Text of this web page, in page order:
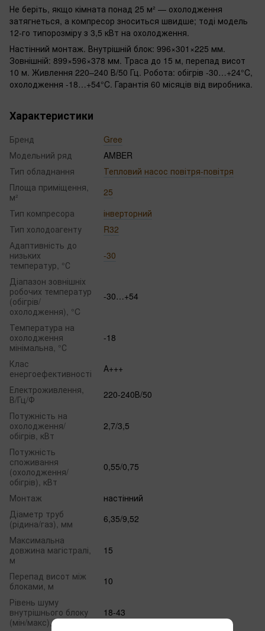
Не беріть, якщо кімната понад 25 м² — охолодження
затягнеться, а компресор зноситься швидше; тоді модель
12-го типорозміру з 3,5 кВт на охолодження.
Настінний монтаж. Внутрішній блок: 996×301×225 мм.
Зовнішній: 899×596×378 мм. Траса до 15 м, перепад висот
10 м. Живлення 220–240 В/50 Гц. Робота: обігрів -30…+24°C,
охолодження -18…+54°C. Гарантія 60 місяців від виробника.
Характеристики
Бренд
Gree
Модельний ряд
AMBER
Тип обладнання
Тепловий насос повітря-повітря
Площа приміщення,
м²
25
Тип компресора
інверторний
Тип холодоагенту
R32
Адаптивність до
низьких
температур, °С
-30
Діапазон зовнішніх
робочих температур
(обігрів/
охолодження), °C
-30…+54
Температура на
охолодження
мінімальна, °С
-18
Клас
енергоефективності
А+++
Електроживлення,
В/Гц/Ф
220-240В/50
Потужність на
охолодження/
обігрів, кВт
2,7/3,5
Потужність
споживання
(охолодження/
обігрів), кВт
0,55/0,75
Монтаж
настінний
Діаметр труб
(рідина/газ), мм
6,35/9,52
Максимальна
довжина магістралі,
м
15
Перепад висот між
блоками, м
10
Рівень шуму
внутрішнього блоку
(мін/макс), дБ
18-43